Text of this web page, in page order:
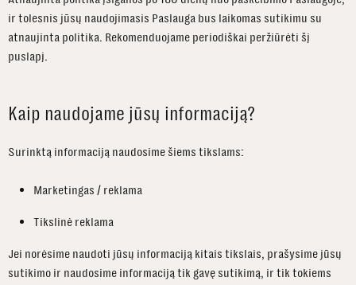
ir tolesnis jūsų naudojimasis Paslauga bus laikomas sutikimu su
atnaujinta politika. Rekomenduojame periodiškai peržiūrėti šį
puslapį.
Kaip naudojame jūsų informaciją?
Surinktą informaciją naudosime šiems tikslams:
Marketingas / reklama
Tikslinė reklama
Jei norėsime naudoti jūsų informaciją kitais tikslais, prašysime jūsų
sutikimo ir naudosime informaciją tik gavę sutikimą, ir tik tokiems